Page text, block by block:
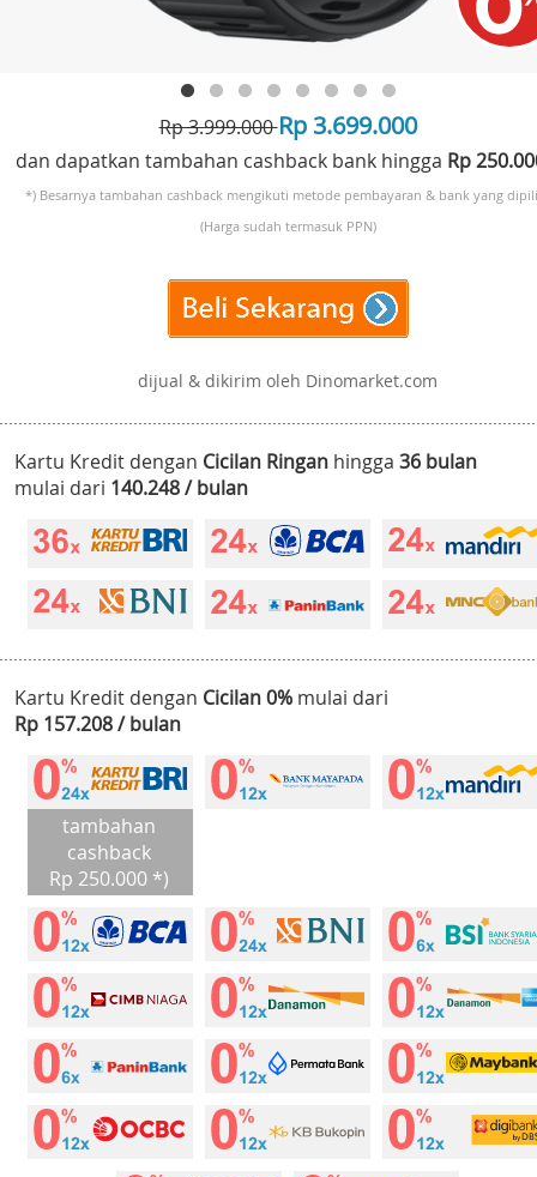
Rp 3.999.000Rp 3.699.000
dan dapatkan tambahan cashback bank hingga Rp
*) Besarnya tambahan cashback mengikuti metode pembayaran & bank yang
(Harga sudah termasuk PPN)
dijual & dikirim oleh Dinomarket.com
Kartu Kredit dengan Cicilan Ringan hingga 36 bulan
mulai dari 140.248 / bulan
Kartu Kredit dengan Cicilan 0% mulai dari
Rp 157.208 / bulan
tambahan
cashback
Rp 250.000 *)